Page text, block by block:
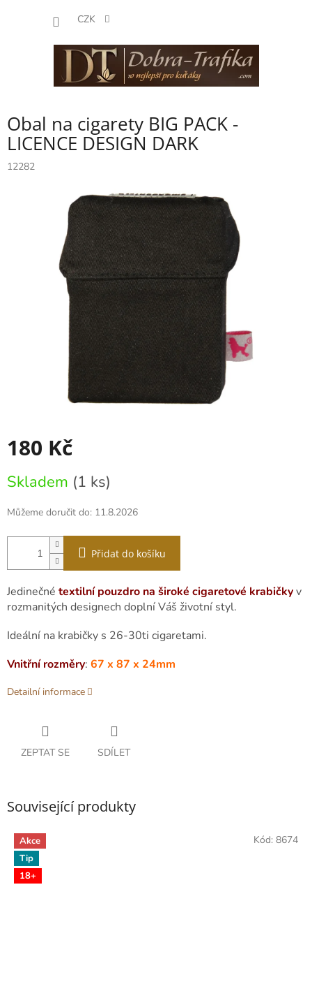
CZK
Obal na cigarety BIG PACK -
LICENCE DESIGN DARK
12282
180 Kč
cena:
Skladem (1 ks)
Můžeme doručit do: 11.8.2026
Přidat do košíku
Jedinečné textilní pouzdro na široké cigaretové krabičkyv
rozmanitých designech doplní Váš životní styl.
Ideální na krabičky s 26-30ti cigaretami.
Vnitřní rozměry: 67 x 87 x 24mm
Detailní informace
ZEPTAT SE SDÍLET
Související produkty
Akce
Tip
18+
Kód: 8674